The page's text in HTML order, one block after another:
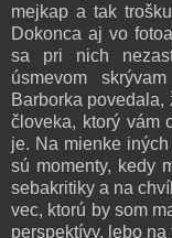
mejkap a tak
Dokonca aj vo
sa pri nich
úsmevom
Barborka
človeka, ktorý vám
je. Na mienke
sú momenty, kedy
sebakritiky a na
vec, ktorú by som
perspektívy, lebo